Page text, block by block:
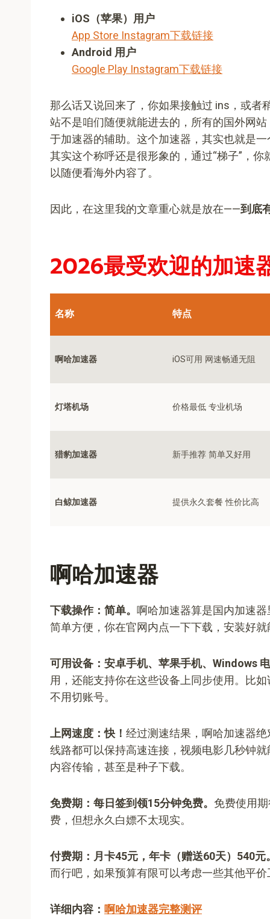
iOS（苹果）用户
App Store Instagram下载链接
Android 用户
Google Play Instagram下载链接
那么话又说回来了，你如果接触过 ins，或者
站不是咱们随便就能进去的，所有的国外网
于加速器的辅助。这个加速器，其实也就是
其实这个称呼还是很形象的，通过“梯子”，
以随便看海外内容了。
因此，在这里我的文章重心就是放在——到底
2026最受欢迎的加速
名称 特点
啊哈加速器 iOS可用 网速畅通无阻
灯塔机场 价格最低 专业机场
猎豹加速器 新手推荐 简单又好用
白鲸加速器 提供永久套餐 性价比高
啊哈加速器
下载操作：简单。 啊哈加速器算是国内加速
简单方便，你在官网内点一下下载，安装好
可用设备：安卓手机、苹果手机、Windows
用，还能支持你在这些设备上同步使用。比
不用切账号。
上网速度：快！ 经过测速结果，啊哈加速器
线路都可以保持高速连接，视频电影几秒钟
内容传输，甚至是种子下载。
免费期：每日签到领15分钟免费。 免费使用
费，但想永久白嫖不太现实。
付费期：月卡45元，年卡（赠送60天）540元
而行吧，如果预算有限可以考虑一些其他平
详细内容： 啊哈加速器完整测评